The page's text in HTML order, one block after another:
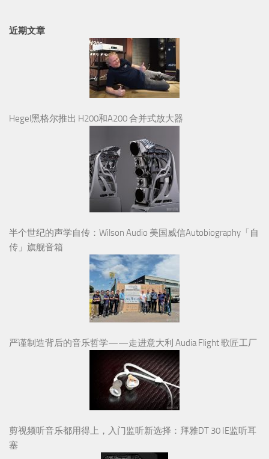
近期文章
Hegel黑格尔推出 H200和A200 合并式放大器
半个世纪的声学自传：Wilson Audio 美国威信Autobiography「自
传」旗舰音箱
严谨制造背后的音乐哲学——走进意大利 Audia Flight 歌匠工厂
剪视频听音乐都用得上，入门监听新选择：拜雅DT 30 IE监听耳
塞